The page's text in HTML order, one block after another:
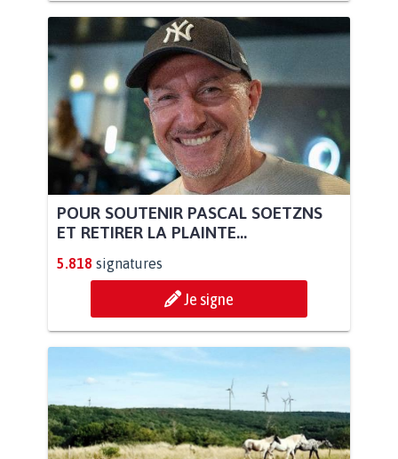
POUR SOUTENIR PASCAL SOETZNS
ET RETIRER LA PLAINTE...
5.818 signatures
Je signe